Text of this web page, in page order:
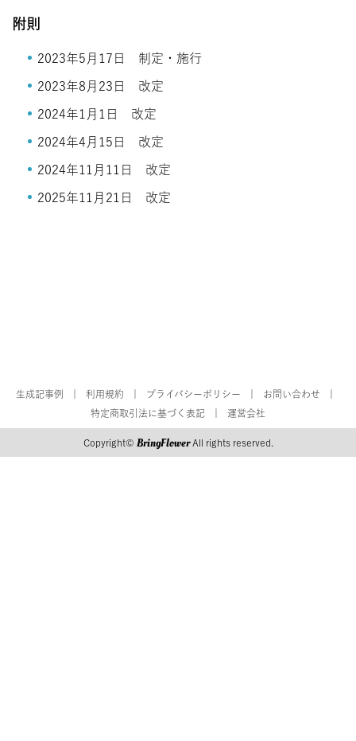
附則
2023年5月17日 制定・施行
2023年8月23日 改定
2024年1月1日 改定
2024年4月15日 改定
2024年11月11日 改定
2025年11月21日 改定
生成記事例 利用規約 プライバシーポリシー
お問い合わせ
特定商取引法に基づく表記
運営会社
Copyright© BringFlowerAll rights reserved.